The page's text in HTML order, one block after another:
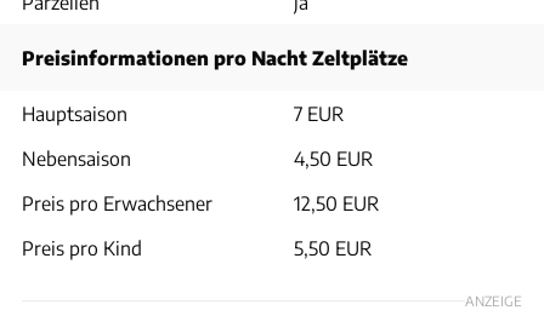
Preisinformationen pro Nacht Zeltplätze
Hauptsaison
7 EUR
Nebensaison
4,50 EUR
Preis pro Erwachsener
12,50 EUR
Preis pro Kind
5,50 EUR
ANZEIGE